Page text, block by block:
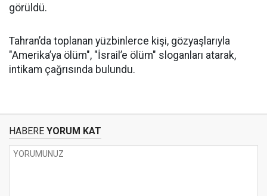
görüldü.
Tahran’da toplanan yüzbinlerce kişi, gözyaşlarıyla
"Amerika’ya ölüm", "İsrail’e ölüm" sloganları atarak,
intikam çağrısında bulundu.
HABERE YORUM KAT